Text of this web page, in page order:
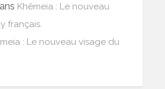
Khêmeia : Le nouveau
français.
: Le nouveau visage du